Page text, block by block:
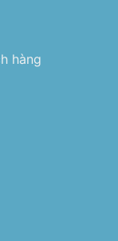
hàng